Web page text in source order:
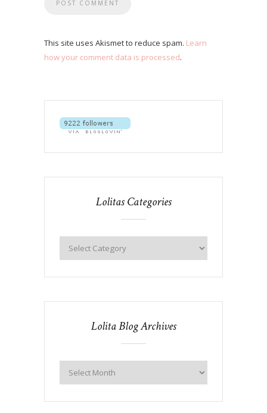
This site uses Akismet to reduce spam. Learn
how your comment data is processed.
Lolitas Categories
Lolita Blog Archives